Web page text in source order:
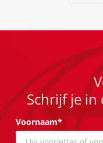
Schrijf je in
Voornaam*